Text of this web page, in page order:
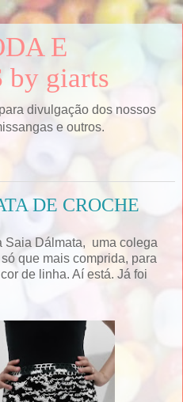
E
by giarts
divulgação dos nossos
e outros.
DE CROCHE
Saia Dálmata, uma colega
que mais comprida, para
de linha. Aí está. Já foi